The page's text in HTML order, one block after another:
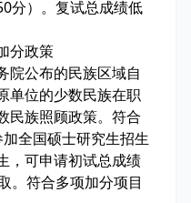
分）。复试总成绩低
分政策
院公布的民族区域自
单位的少数民族在职
民族照顾政策。符合
全国硕士研究生招生
，可申请初试总成绩
。符合多项加分项目